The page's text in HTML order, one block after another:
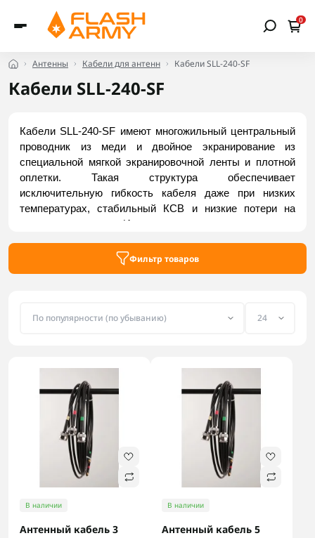
0
Антенны Кабели для антенн Кабели SLL-240-SF
Кабели SLL-240-SF
Кабели SLL-240-SF имеют многожильный центральный
проводник из меди и двойное экранирование из
специальной мягкой экранировочной ленты и плотной
оплетки. Такая структура обеспечивает
исключительную гибкость кабеля даже при низких
температурах, стабильный КСВ и низкие потери на
высоких частотах. Используются для производства
комплексов аэроразведки и бортовой коммутации
Фильтр товаров
В наличии
Антенный кабель 3
В наличии
Антенный кабель 5